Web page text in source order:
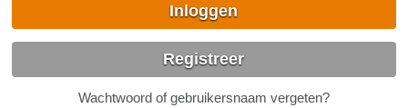
Inloggen
Registreer
Wachtwoord of gebruikersnaam vergeten?